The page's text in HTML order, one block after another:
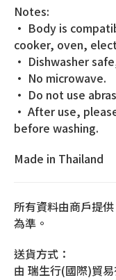
Notes:
• Body is
cooker, oven,
• Dishwasher
• No microwave.
• Do not use
• After use,
before washing.
Made in Thailand
所有資料由商戶提
為準。
送貨方式：
由 瑞生行(國際)貿